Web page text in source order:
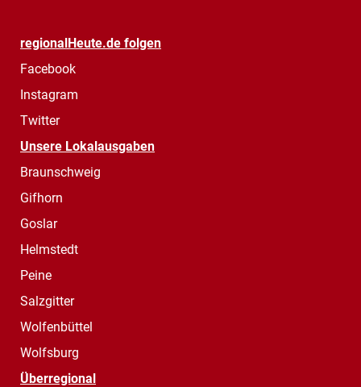
regionalHeute.de folgen
Facebook
Instagram
Twitter
Unsere Lokalausgaben
Braunschweig
Gifhorn
Goslar
Helmstedt
Peine
Salzgitter
Wolfenbüttel
Wolfsburg
Überregional